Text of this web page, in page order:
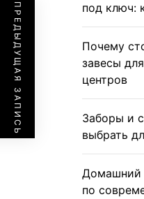
ПРЕДЫДУЩАЯ ЗАПИСЬ
под ключ:
Почему
завесы
центров
Заборы и
выбрать
Домашний
по